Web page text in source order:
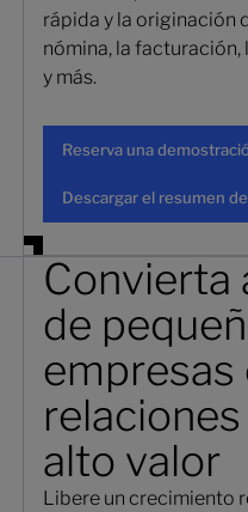
rápida y la originación
nómina, la
y más.
Reserva una
Descargar el resumen
Convierta
de
empresas
alto valor
Libere un crecimiento